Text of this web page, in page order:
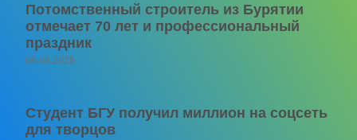
Потомственный строитель из Бурятии
отмечает 70 лет и профессиональный
праздник
06.08.2026
Студент БГУ получил миллион на соцсеть
для творцов